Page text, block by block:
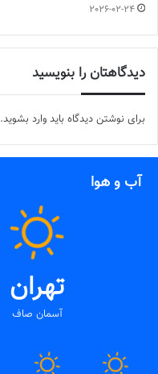
2026-02-24
دیدگاهتان را بنویسید
برای نوشتن دیدگاه باید وارد بشوید.
آب و هوا
تهران
آسمان صاف